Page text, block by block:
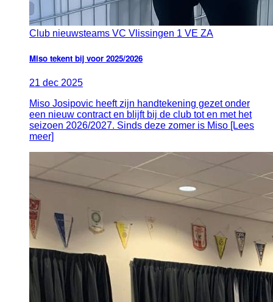
Club nieuwsteams VC Vlissingen 1 VE ZA
Miso tekent bij voor 2025/2026
21 dec 2025
Miso Josipovic heeft zijn handtekening gezet onder
een nieuw contract en blijft bij de club tot en met het
seizoen 2026/2027. Sinds deze zomer is Miso [Lees
meer]